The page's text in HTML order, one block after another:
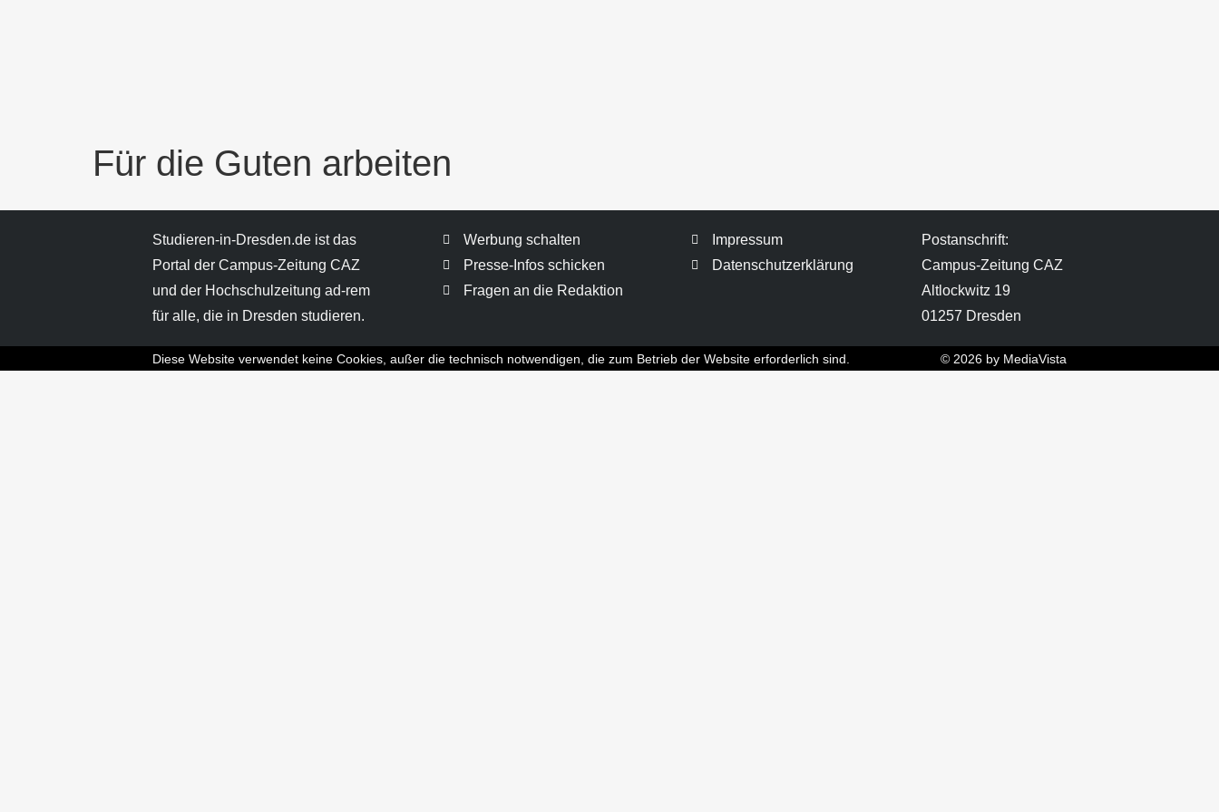
Für die Guten arbeiten
Studieren-in-Dresden.de ist das
Portal der Campus-Zeitung CAZ
und der Hochschulzeitung ad-rem
für alle, die in Dresden studieren.
Werbung schalten
Presse-Infos schicken
Fragen an die Redaktion
Impressum
Datenschutzerklärung
Postanschrift:
Campus-Zeitung CAZ
Altlockwitz 19
01257 Dresden
Diese Website verwendet keine Cookies, außer die technisch notwendigen, die zum Betrieb der Website erforderlich sind. © 2026 by MediaVista